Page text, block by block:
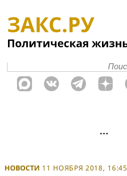
НОВОСТИ 11 НОЯБРЯ 2018, 16:45